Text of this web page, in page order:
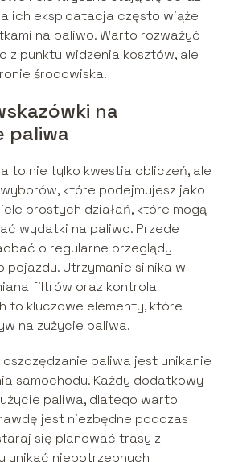
ich eksploatacja często wiąże
na paliwo. Warto rozważyć
z punktu widzenia kosztów, ale
środowiska.
na
paliwa
to nie tylko kwestia obliczeń, ale
które podejmujesz jako
prostych działań, które mogą
wydatki na paliwo. Przede
o regularne przeglądy
Utrzymanie silnika w
filtrów oraz kontrola
to kluczowe elementy, które
na zużycie paliwa.
oszczędzanie paliwa jest unikanie
samochodu. Każdy dodatkowy
paliwa, dlatego warto
jest niezbędne podczas
się planować trasy z
unikać niepotrzebnych